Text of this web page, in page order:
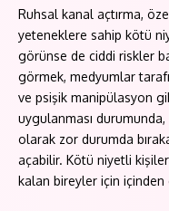
Ruhsal kanal açtırma,
yeteneklere sahip kötü
görünse de ciddi riskler
görmek, medyumlar
ve psişik manipülasyon
uygulanması
olarak zor durumda
açabilir. Kötü niyetli
kalan bireyler için içinden